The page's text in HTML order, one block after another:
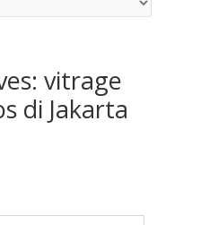
vitrage
di Jakarta